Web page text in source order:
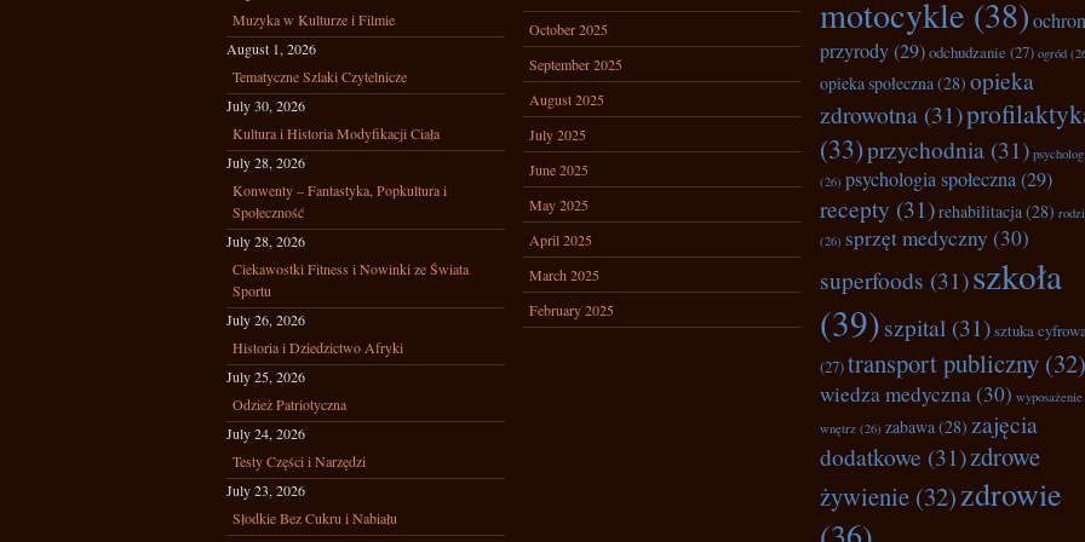
Muzyka w Kulturze i Filmie
August 1, 2026
Tematyczne Szlaki Czytelnicze
July 30, 2026
Kultura i Historia Modyfikacji Ciała
July 28, 2026
Konwenty – Fantastyka, Popkultura i
Społeczność
July 28, 2026
Ciekawostki Fitness i Nowinki ze Świata
Sportu
July 26, 2026
Historia i Dziedzictwo Afryki
July 25, 2026
Odzież Patriotyczna
July 24, 2026
Testy Części i Narzędzi
July 23, 2026
Słodkie Bez Cukru i Nabiału
October 2025
September 2025
August 2025
July 2025
June 2025
May 2025
April 2025
March 2025
February 2025
motocykle (38)
przyrody(29)odchudzanie (27) ogród
opieka społeczna(28) opieka
zdrowotna (31)
(33)przychodnia (31)
(26) psychologia społeczna(29)
recepty (31)rehabilitacja(28)
(26) sprzęt medyczny (30)
superfoods (31)szkoła
(39)szpital (31)sztuka
(27)transport publiczny (32)
wiedza medyczna(30) wyposażenie
wnętrz (26) zabawa(28) zajęcia
dodatkowe (31)zdrowe
żywienie (32)zdrowie